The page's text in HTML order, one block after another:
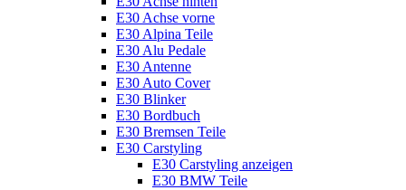
E30 Achse vorne
E30 Alpina Teile
E30 Alu Pedale
E30 Antenne
E30 Auto Cover
E30 Blinker
E30 Bordbuch
E30 Bremsen Teile
E30 Carstyling
E30 Carstyling anzeigen
E30 BMW Teile